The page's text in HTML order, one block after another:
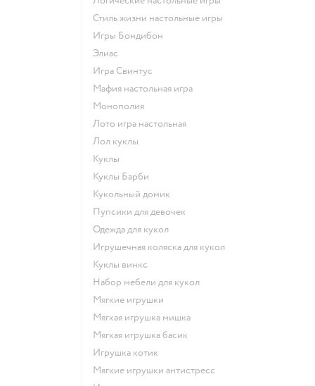
Стиль жизни настольные игры
Игры Бондибон
Элиас
Игра Свинтус
Мафия настольная игра
Монополия
Лото игра настольная
Лол куклы
Куклы
Куклы Барби
Кукольный домик
Пупсики для девочек
Одежда для кукол
Игрушечная коляска для кукол
Куклы винкс
Набор мебели для кукол
Мягкие игрушки
Мягкая игрушка мишка
Мягкая игрушка басик
Игрушка котик
Мягкие игрушки антистресс